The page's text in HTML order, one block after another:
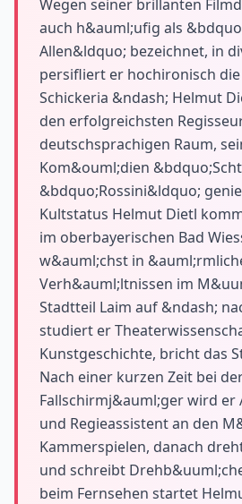
Wegen seiner brillanten
auch h&auml;ufig als
Allen&ldquo; bezeichnet, in
persifliert er hochironisch
Schickeria &ndash; Helmut
den erfolgreichsten
deutschsprachigen Raum,
Kom&ouml;dien
&bdquo;Rossini&ldquo;
Kultstatus Helmut Dietl
im oberbayerischen Bad
w&auml;chst in
Verh&auml;ltnissen im
Stadtteil Laim auf &ndash;
studiert er
Kunstgeschichte, bricht das
Nach einer kurzen Zeit bei
Fallschirmj&auml;ger wird
und Regieassistent an den
Kammerspielen, danach
und schreibt
beim Fernsehen startet